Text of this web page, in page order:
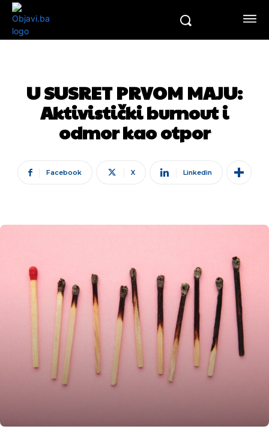
U SUSRET PRVOM MAJU:
Aktivistički burnout i
odmor kao otpor
Facebook X Linkedin